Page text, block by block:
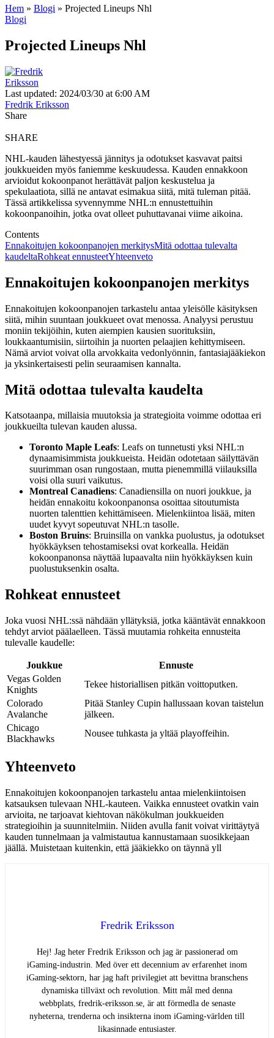
Hem » Blogi » Projected Lineups Nhl
Blogi
Projected Lineups Nhl
Last updated: 2024/03/30 at 6:00 AM
Fredrik Eriksson
Share
SHARE
NHL-kauden lähestyessä jännitys ja odotukset kasvavat paitsi
joukkueiden myös faniemme keskuudessa. Kauden ennakkoon
arvioidut kokoonpanot herättävät paljon keskustelua ja
spekulaatiota, sillä ne antavat esimakua siitä, mitä tuleman pitää.
Tässä artikkelissa syvennymme NHL:n ennustettuihin
kokoonpanoihin, jotka ovat olleet puhuttavanai viime aikoina.
Contents
Ennakoitujen kokoonpanojen merkitysMitä odottaa tulevalta
kaudeltaRohkeat ennusteetYhteenveto
Ennakoitujen kokoonpanojen merkitys
Ennakoitujen kokoonpanojen tarkastelu antaa yleisölle käsityksen
siitä, mihin suuntaan joukkueet ovat menossa. Analyysi perustuu
moniin tekijöihin, kuten aiempien kausien suorituksiin,
loukkaantumisiin, siirtoihin ja nuorten pelaajien kehittymiseen.
Nämä arviot voivat olla arvokkaita vedonlyönnin, fantasiajääkiekon
ja yksinkertaisesti pelin seuraamisen kannalta.
Mitä odottaa tulevalta kaudelta
Katsotaanpa, millaisia muutoksia ja strategioita voimme odottaa eri
joukkueilta tulevan kauden alussa.
Toronto Maple Leafs: Leafs on tunnetusti yksi NHL:n
dynaamisimmista joukkueista. Heidän odotetaan säilyttävän
suurimman osan rungostaan, mutta pienemmillä viilauksilla
voisi olla suuri vaikutus.
Montreal Canadiens: Canadiensilla on nuori joukkue, ja
heidän ennakoitu kokoonpanonsa osoittaa sitoutumista
nuorten talenttien kehittämiseen. Mielenkiintoa lisää, miten
uudet kyvyt sopeutuvat NHL:n tasolle.
Boston Bruins: Bruinsilla on vankka puolustus, ja odotukset
hyökkäyksen tehostamiseksi ovat korkealla. Heidän
kokoonpanonsa näyttää lupaavalta niin hyökkäyksen kuin
puolustuksenkin osalta.
Rohkeat ennusteet
Joka vuosi NHL:ssä nähdään yllätyksiä, jotka kääntävät ennakkoon
tehdyt arviot päälaelleen. Tässä muutamia rohkeita ennusteita
tulevalle kaudelle:
Joukkue
Ennuste
Vegas Golden
Knights
Tekee historiallisen pitkän voittoputken.
Colorado
Avalanche
Pitää Stanley Cupin hallussaan kovan taistelun
jälkeen.
Chicago
Blackhawks
Nousee tuhkasta ja yltää playoffeihin.
Yhteenveto
Ennakoitujen kokoonpanojen tarkastelu antaa mielenkiintoisen
katsauksen tulevaan NHL-kauteen. Vaikka ennusteet ovatkin vain
arvioita, ne tarjoavat kiehtovan näkökulman joukkueiden
strategioihin ja suunnitelmiin. Niiden avulla fanit voivat virittäytyä
kauden tunnelmaan ja valmistautua kannustamaan suosikkejaan
jäällä. Muistetaan kuitenkin, että jääkiekko on täynnä yll
Fredrik Eriksson
Hej! Jag heter Fredrik Eriksson och jag är passionerad om
iGaming-industrin. Med över ett decennium av erfarenhet inom
iGaming-sektorn, har jag haft privilegiet att bevittna branschens
dynamiska tillväxt och revolution. Mitt mål med denna
webbplats, fredrik-eriksson.se, är att förmedla de senaste
nyheterna, trenderna och insikterna inom iGaming-världen till
likasinnade entusiaster.